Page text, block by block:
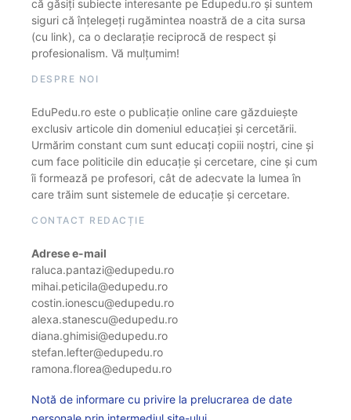
că găsiți subiecte interesante pe Edupedu.ro și suntem
siguri că înțelegeți rugămintea noastră de a cita sursa
(cu link), ca o declarație reciprocă de respect și
profesionalism. Vă mulțumim!
DESPRE NOI
EduPedu.ro este o publicație online care găzduiește
exclusiv articole din domeniul educației și cercetării.
Urmărim constant cum sunt educați copiii noștri, cine și
cum face politicile din educație și cercetare, cine și cum
îi formează pe profesori, cât de adecvate la lumea în
care trăim sunt sistemele de educație și cercetare.
CONTACT REDACȚIE
Adrese e-mail
raluca.pantazi@edupedu.ro
mihai.peticila@edupedu.ro
costin.ionescu@edupedu.ro
alexa.stanescu@edupedu.ro
diana.ghimisi@edupedu.ro
stefan.lefter@edupedu.ro
ramona.florea@edupedu.ro
Notă de informare cu privire la prelucrarea de date